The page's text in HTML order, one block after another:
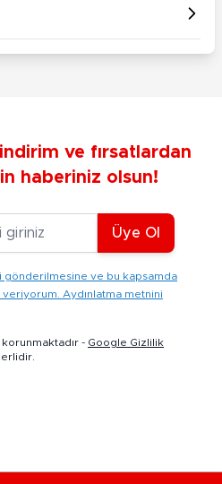
ve fırsatlardan
haberiniz olsun!
E-posta Adresiniz
Üye Ol
gönderilmesine ve bu kapsamda
Aydınlatma metnini
- Google Gizlilik